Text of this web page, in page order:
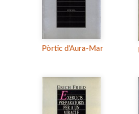
Pòrtic d'Aura-Mar